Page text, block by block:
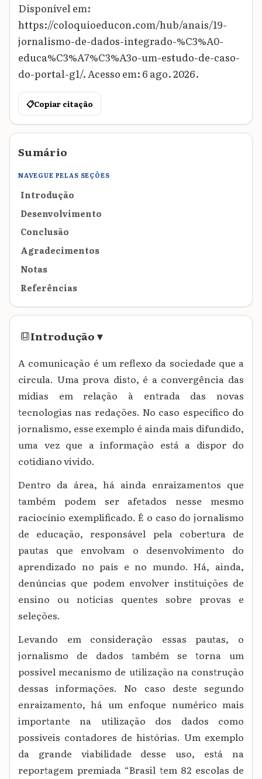
Disponível em:
https://coloquioeducon.com/hub/anais/19-
jornalismo-de-dados-integrado-%C3%A0-
educa%C3%A7%C3%A3o-um-estudo-de-caso-
do-portal-g1/. Acesso em: 6 ago. 2026.
📋Copiar citação
Sumário
NAVEGUE PELAS SEÇÕES
Introdução
Desenvolvimento
Conclusão
Agradecimentos
Notas
Referências
Introdução▾
A comunicação é um reflexo da sociedade que a
circula. Uma prova disto, é a convergência das
mídias em relação à entrada das novas
tecnologias nas redações. No caso específico do
jornalismo, esse exemplo é ainda mais difundido,
uma vez que a informação está a dispor do
cotidiano vivido.
Dentro da área, há ainda enraizamentos que
também podem ser afetados nesse mesmo
raciocínio exemplificado. É o caso do jornalismo
de educação, responsável pela cobertura de
pautas que envolvam o desenvolvimento do
aprendizado no país e no mundo. Há, ainda,
denúncias que podem envolver instituições de
ensino ou notícias quentes sobre provas e
seleções.
Levando em consideração essas pautas, o
jornalismo de dados também se torna um
possível mecanismo de utilização na construção
dessas informações. No caso deste segundo
enraizamento, há um enfoque numérico mais
importante na utilização dos dados como
possíveis contadores de histórias. Um exemplo
da grande viabilidade desse uso, está na
reportagem premiada “Brasil tem 82 escolas de